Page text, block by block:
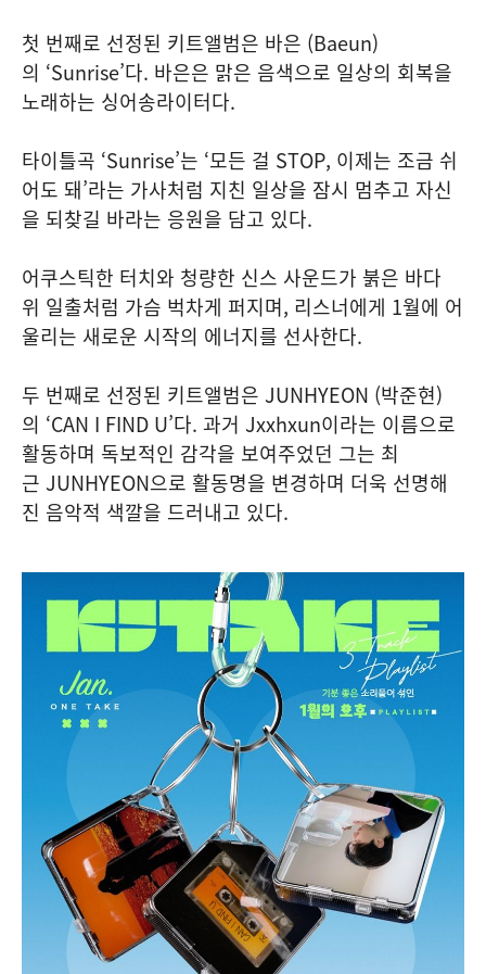
첫 번째로 선정된 키트앨범은 바은 (Baeun)
의 ‘Sunrise’다. 바은은 맑은 음색으로 일상의 회복을
노래하는 싱어송라이터다.
타이틀곡 ‘Sunrise’는 ‘모든 걸 STOP, 이제는 조금 쉬
어도 돼’라는 가사처럼 지친 일상을 잠시 멈추고 자신
을 되찾길 바라는 응원을 담고 있다.
어쿠스틱한 터치와 청량한 신스 사운드가 붉은 바다
위 일출처럼 가슴 벅차게 퍼지며, 리스너에게 1월에 어
울리는 새로운 시작의 에너지를 선사한다.
두 번째로 선정된 키트앨범은 JUNHYEON (박준현)
의 ‘CAN I FIND U’다. 과거 Jxxhxun이라는 이름으로
활동하며 독보적인 감각을 보여주었던 그는 최
근 JUNHYEON으로 활동명을 변경하며 더욱 선명해
진 음악적 색깔을 드러내고 있다.